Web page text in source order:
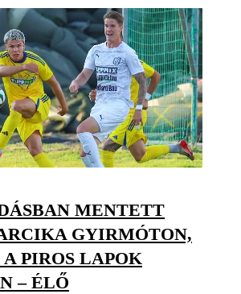
MENTETT
GYIRMÓTON,
PIROS LAPOK
– ÉLŐ